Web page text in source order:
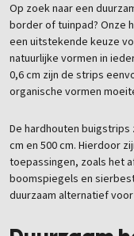
Op zoek naar een
border of tuinpad? Onze
een uitstekende keuze
natuurlijke vormen in
0,6 cm zijn de strips
organische vormen
De hardhouten buigstrips
cm en 500 cm. Hierdoor
toepassingen, zoals het
boomspiegels en
duurzaam alternatief